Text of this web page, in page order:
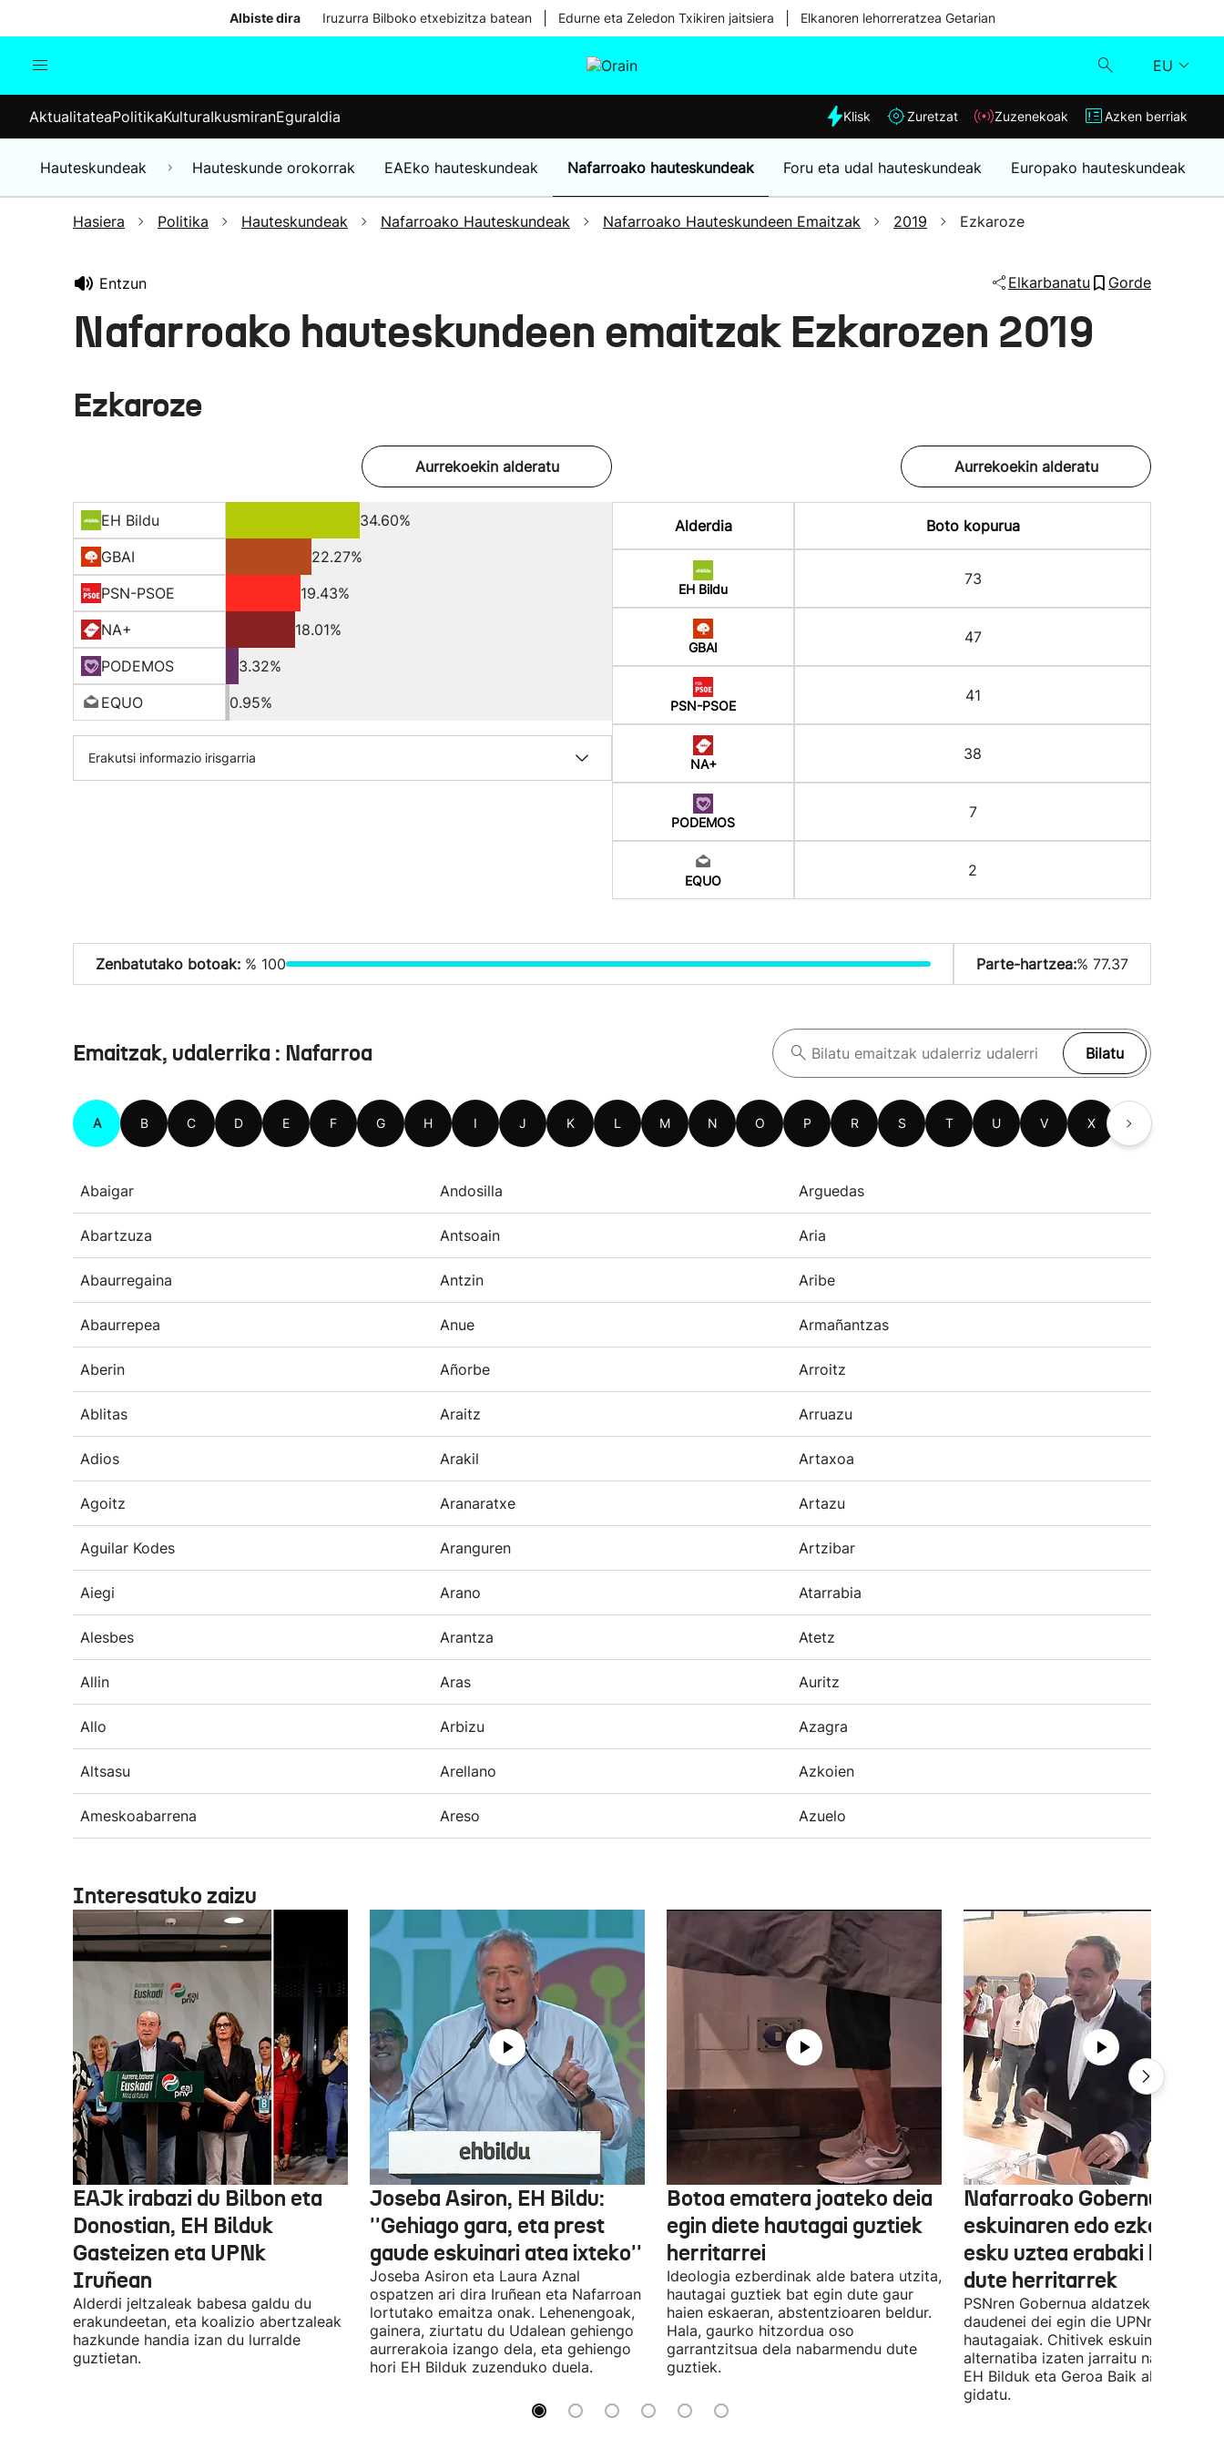
Albiste dira Iruzurra Bilboko etxebizitza batean Edurne eta Zeledon Txikiren jaitsiera Elkanoren lehorreratzea Getarian
EU
Munduko albisteak
Hauteskundeak
Eguraldia
Klisk
Zuzenekoak
Azken berriak
AktualitateaPolitikaKulturaIkusmiranEguraldia Klisk Zuretzat Zuzenekoak Azken berriak
Hauteskundeak Hauteskunde orokorrak EAEko hauteskundeak Nafarroako hauteskundeak Foru eta udal hauteskundeak Europako hauteskundeak
Hasiera Politika Hauteskundeak Nafarroako Hauteskundeak Nafarroako Hauteskundeen Emaitzak 2019 Ezkaroze
Entzun Elkarbanatu Gorde
Nafarroako hauteskundeen emaitzak Ezkarozen 2019
Ezkaroze
Aurrekoekin alderatu
EH Bildu
34.60%
GBAI
22.27%
PSN-PSOE
19.43%
NA+
18.01%
PODEMOS
3.32%
EQUO
0.95%
Erakutsi informazio irisgarria
Aurrekoekin alderatu
Alderdia Boto kopurua
EH Bildu
73
GBAI
47
PSN-PSOE
41
NA+
38
PODEMOS
7
EQUO
2
Zenbatutako botoak: % 100 Parte-hartzea:% 77.37
Emaitzak, udalerrika : Nafarroa Bilatu
A B C D E F G H I J K L M N O P R S T U V X
Abaigar Andosilla Arguedas
Abartzuza Antsoain Aria
Abaurregaina Antzin Aribe
Abaurrepea Anue Armañantzas
Aberin Añorbe Arroitz
Ablitas Araitz Arruazu
Adios Arakil Artaxoa
Agoitz Aranaratxe Artazu
Aguilar Kodes Aranguren Artzibar
Aiegi Arano Atarrabia
Alesbes Arantza Atetz
Allin Aras Auritz
Allo Arbizu Azagra
Altsasu Arellano Azkoien
Ameskoabarrena Areso Azuelo
Interesatuko zaizu
EAJk irabazi du Bilbon eta
Donostian, EH Bilduk
Gasteizen eta UPNk
Iruñean
Alderdi jeltzaleak babesa galdu du
erakundeetan, eta koalizio abertzaleak
hazkunde handia izan du lurralde
guztietan.
Joseba Asiron, EH Bildu:
''Gehiago gara, eta prest
gaude eskuinari atea ixteko''
Joseba Asiron eta Laura Aznal
ospatzen ari dira Iruñean eta Nafarroan
lortutako emaitza onak. Lehenengoak,
gainera, ziurtatu du Udalean gehiengo
aurrerakoia izango dela, eta gehiengo
hori EH Bilduk zuzenduko duela.
Botoa ematera joateko deia
egin diete hautagai guztiek
herritarrei
Ideologia ezberdinak alde batera utzita,
hautagai guztiek bat egin dute gaur
haien eskaeran, abstentzioaren beldur.
Hala, gaurko hitzordua oso
garrantzitsua dela nabarmendu dute
guztiek.
Nafarroako Gobernua
eskuinaren edo ezkerraren
esku uztea erabaki
dute herritarrek
PSNren Gobernua aldatzeko irrikitan
daudenei dei egin die UPNren
hautagaiak. Chitivek eskuinaren
alternatiba izaten jarraitu nahi du eta
EH Bilduk eta Geroa Baik aldaketa
gidatu.